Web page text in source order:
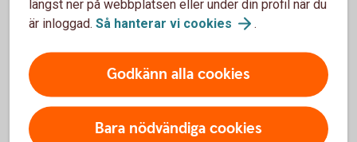
den andre är yngre. Då finns kanske tanken att den
ett den yngre vill. Det viktiga är att ha diskussionen.
Vad händer? När ska vi ha en exit? Om den ena ska
lösa ut den andra måste man skapa ekonomiska
förutsättningar för det, och kanske prioritera vinst
under några år, kanske på bekostnad av tillväxt.
längst ner på webbplatsen eller under din profil när du
är inloggad. Så hanterar vi cookies .
Godkänn alla cookies
Bara nödvändiga cookies